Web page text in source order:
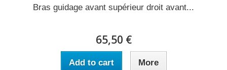
Bras guidage avant supérieur droit avant...
65,50 €
Add to cart More